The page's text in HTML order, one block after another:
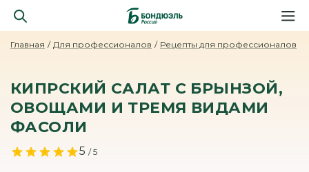
Главная Для профессионалов Рецепты для профессионалов
КИПРСКИЙ САЛАТ С БРЫНЗОЙ,
ОВОЩАМИ И ТРЕМЯ ВИДАМИ
ФАСОЛИ
5 / 5